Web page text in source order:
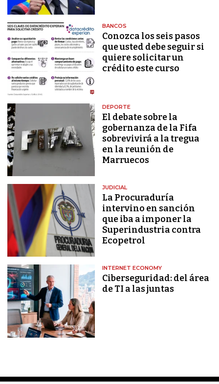
BANCOS
Conozca los seis pasos
que usted debe seguir si
quiere solicitar un
crédito este curso
DEPORTE
El debate sobre la
gobernanza de la Fifa
sobrevivirá a la tregua
en la reunión de
Marruecos
JUDICIAL
La Procuraduría
intervino en sanción
que iba a imponer la
Superindustria contra
Ecopetrol
INTERNET ECONOMY
Ciberseguridad: del área
de TI a las juntas